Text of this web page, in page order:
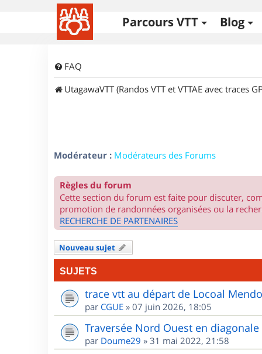
Parcours VTT Blog
FAQ
UtagawaVTT (Randos VTT et VTTAE avec traces
Modérateur : Modérateurs des Forums
Règles du forum
Cette section du forum est faite pour discuter,
promotion de randonnées organisées ou la
RECHERCHE DE PARTENAIRES
Nouveau sujet
SUJETS
trace vtt au départ de Locoal
par CGUE » 07 juin 2026, 18:05
Traversée Nord Ouest en diagonale
par Doume29 » 31 mai 2022, 21:58